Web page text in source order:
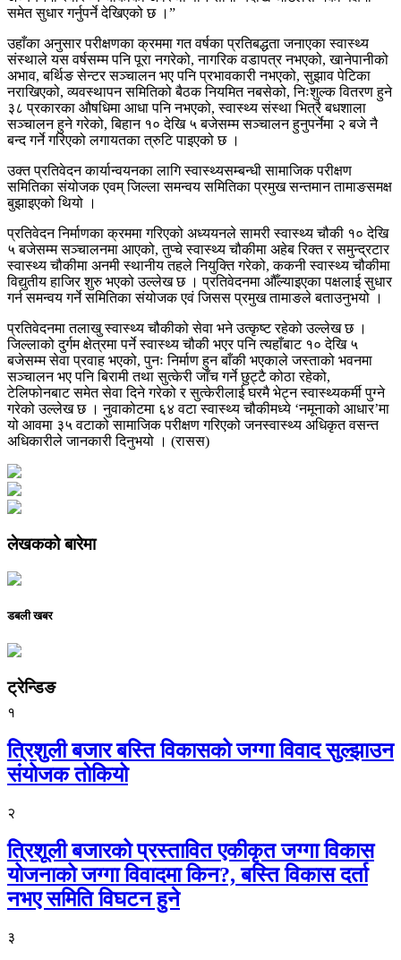
समेत सुधार गर्नुपर्ने देखिएको छ ।”
उहाँका अनुसार परीक्षणका क्रममा गत वर्षका प्रतिबद्धता जनाएका स्वास्थ्य
संस्थाले यस वर्षसम्म पनि पूरा नगरेको, नागरिक वडापत्र नभएको, खानेपानीको
अभाव, बर्थिङ सेन्टर सञ्चालन भए पनि प्रभावकारी नभएको, सुझाव पेटिका
नराखिएको, व्यवस्थापन समितिको बैठक नियमित नबसेको, निःशुल्क वितरण हुने
३८ प्रकारका औषधिमा आधा पनि नभएको, स्वास्थ्य संस्था भित्रै बधशाला
सञ्चालन हुने गरेको, बिहान १० देखि ५ बजेसम्म सञ्चालन हुनुपर्नेमा २ बजे नै
बन्द गर्ने गरिएको लगायतका त्रुटि पाइएको छ ।
उक्त प्रतिवेदन कार्यान्वयनका लागि स्वास्थ्यसम्बन्धी सामाजिक परीक्षण
समितिका संयोजक एवम् जिल्ला समन्वय समितिका प्रमुख सन्तमान तामाङसमक्ष
बुझाइएको थियो ।
प्रतिवेदन निर्माणका क्रममा गरिएको अध्ययनले सामरी स्वास्थ्य चौकी १० देखि
५ बजेसम्म सञ्चालनमा आएको, तुप्चे स्वास्थ्य चौकीमा अहेब रिक्त र समुन्द्रटार
स्वास्थ्य चौकीमा अनमी स्थानीय तहले नियुक्ति गरेको, ककनी स्वास्थ्य चौकीमा
विद्युतीय हाजिर शुरु भएको उल्लेख छ । प्रतिवेदनमा औँल्याइएका पक्षलाई सुधार
गर्न समन्वय गर्ने समितिका संयोजक एवं जिसस प्रमुख तामाङले बताउनुभयो ।
प्रतिवेदनमा तलाखु स्वास्थ्य चौकीको सेवा भने उत्कृष्ट रहेको उल्लेख छ ।
जिल्लाको दुर्गम क्षेत्रमा पर्ने स्वास्थ्य चौकी भएर पनि त्यहाँबाट १० देखि ५
बजेसम्म सेवा प्रवाह भएको, पुनः निर्माण हुन बाँकी भएकाले जस्ताको भवनमा
सञ्चालन भए पनि बिरामी तथा सुत्केरी जाँच गर्ने छुट्टै कोठा रहेको,
टेलिफोनबाट समेत सेवा दिने गरेको र सुत्केरीलाई घरमै भेट्न स्वास्थ्यकर्मी पुग्ने
गरेको उल्लेख छ । नुवाकोटमा ६४ वटा स्वास्थ्य चौकीमध्ये ‘नमूनाको आधार’मा
यो आवमा ३५ वटाको सामाजिक परीक्षण गरिएको जनस्वास्थ्य अधिकृत वसन्त
अधिकारीले जानकारी दिनुभयो । (रासस)
लेखकको बारेमा
डबली खबर
ट्रेन्डिङ
१
त्रिशुली बजार बस्ति विकासको जग्गा विवाद सुल्झाउन
संयोजक तोकियो
२
त्रिशूली बजारको प्रस्तावित एकीकृत जग्गा विकास
योजनाको जग्गा विवादमा किन?, बस्ति विकास दर्ता
नभए समिति विघटन हुने
३